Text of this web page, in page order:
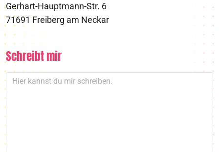
Gerhart-Hauptmann-Str. 6
71691 Freiberg am Neckar
Schreibt mir